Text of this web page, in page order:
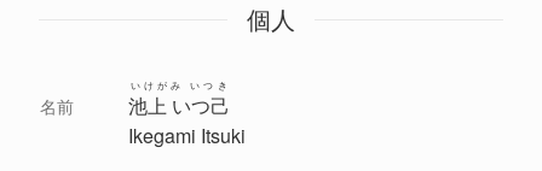
個人
名前 池上 いつ己
いけがみ いつき
Ikegami Itsuki